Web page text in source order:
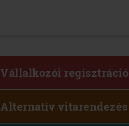
Vállalkozói regisztráció
Alternatív vitarendezés